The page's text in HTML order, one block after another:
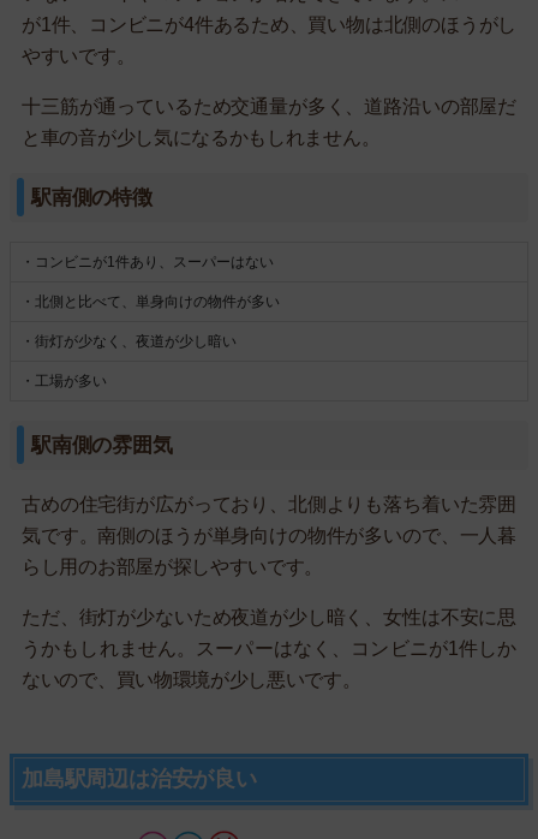
が1件、コンビニが4件あるため、買い物は北側のほうがし
やすいです。
十三筋が通っているため交通量が多く、道路沿いの部屋だ
と車の音が少し気になるかもしれません。
駅南側の特徴
・コンビニが1件あり、スーパーはない
・北側と比べて、単身向けの物件が多い
・街灯が少なく、夜道が少し暗い
・工場が多い
駅南側の雰囲気
古めの住宅街が広がっており、北側よりも落ち着いた雰囲
気です。南側のほうが単身向けの物件が多いので、一人暮
らし用のお部屋が探しやすいです。
ただ、街灯が少ないため夜道が少し暗く、女性は不安に思
うかもしれません。スーパーはなく、コンビニが1件しか
ないので、買い物環境が少し悪いです。
加島駅周辺は治安が良い